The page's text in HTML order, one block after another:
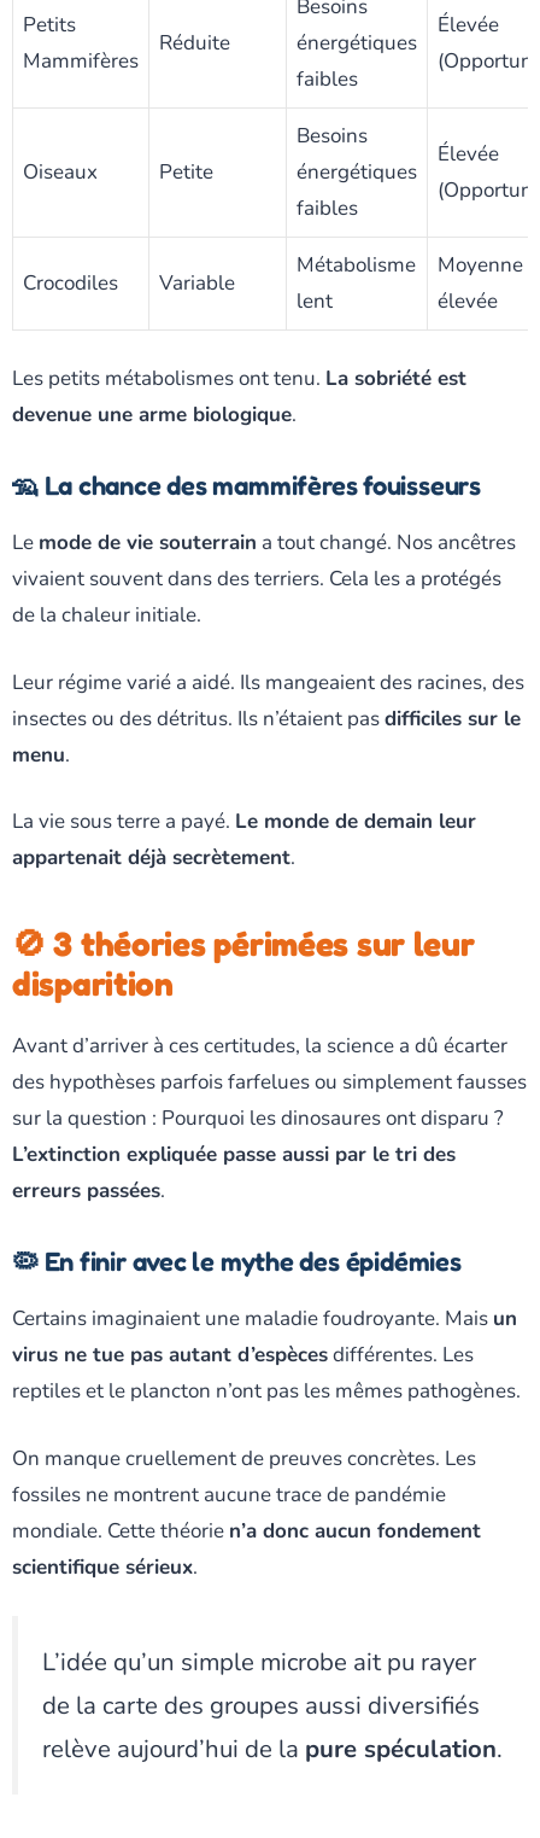
Petits
Mammifères
Réduite
Besoins
énergétiques
faibles
Élevée
Oiseaux Petite
Besoins
énergétiques
faibles
Élevée
Crocodiles Variable
Métabolisme
lent
Moyenne à
élevée
Les petits métabolismes ont tenu. La sobriété est
devenue une arme biologique.
🦡 La chance des mammifères fouisseurs
Le mode de vie souterrain a tout changé. Nos ancêtres
vivaient souvent dans des terriers. Cela les a protégés
de la chaleur initiale.
Leur régime varié a aidé. Ils mangeaient des racines, des
insectes ou des détritus. Ils n’étaient pasdifficiles sur le
menu.
La vie sous terre a payé. Le monde de demain leur
appartenait déjà secrètement.
🚫 3 théories périmées sur leur
disparition
Avant d’arriver à ces certitudes, la science a dû écarter
des hypothèses parfois farfelues ou simplement fausses
sur la question : Pourquoi les dinosaures ont disparu ?
L’extinction expliquée passe aussi par le tri des
erreurs passées.
🦠 En finir avec le mythe des épidémies
Certains imaginaient une maladie foudroyante. Mais un
virus ne tue pas autant d’espècesdifférentes. Les
reptiles et le plancton n’ont pas les mêmes pathogènes.
On manque cruellement de preuves concrètes. Les
fossiles ne montrent aucune trace de pandémie
mondiale. Cette théorie n’a donc aucun fondement
scientifique sérieux.
L’idée qu’un simple microbe ait pu rayer
de la carte des groupes aussi diversifiés
relève aujourd’hui de la pure spéculation.